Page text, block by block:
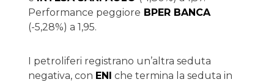
Performance peggiore BPER BANCA
(-5,28%) a 1,95.
I petroliferi registrano un’altra seduta
negativa, con ENI che termina la seduta in